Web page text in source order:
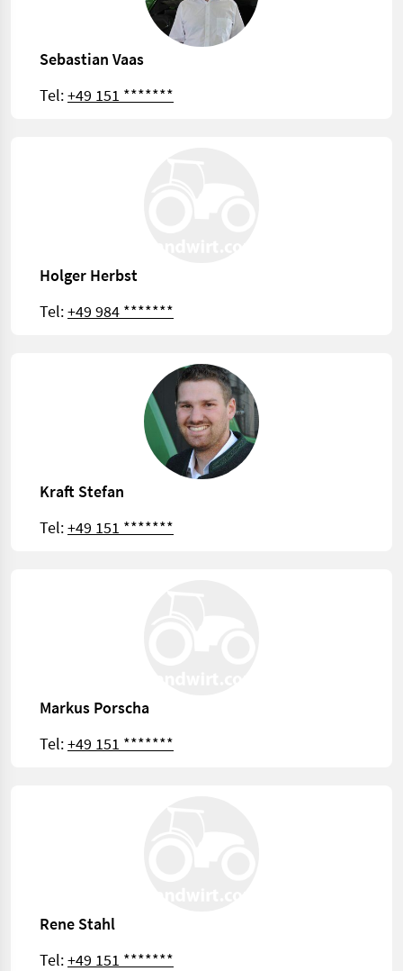
Sebastian Vaas
Tel:+49 151 *******
Holger Herbst
Tel:+49 984 *******
Kraft Stefan
Tel:+49 151 *******
Markus Porscha
Tel:+49 151 *******
Rene Stahl
Tel:+49 151 *******